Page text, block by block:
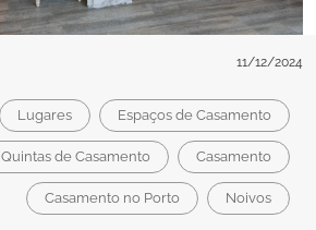
11/12/2024
Lugares Espaços de Casamento
Quintas de Casamento Casamento
Casamento no Porto Noivos